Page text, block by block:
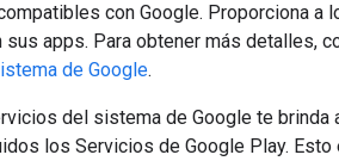
con Google. Proporciona a
sus apps. Para obtener más detalles,
de Google.
del sistema de Google te
los Servicios de Google Play.